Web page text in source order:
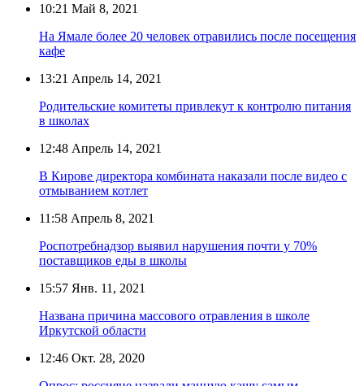
10:21 Май 8, 2021
На Ямале более 20 человек отравились после посещения
кафе
13:21 Апрель 14, 2021
Родительские комитеты привлекут к контролю питания
в школах
12:48 Апрель 14, 2021
В Кирове директора комбината наказали после видео с
отмыванием котлет
11:58 Апрель 8, 2021
Роспотребнадзор выявил нарушения почти у 70%
поставщиков еды в школы
15:57 Янв. 11, 2021
Названа причина массового отравления в школе
Иркутской области
12:46 Окт. 28, 2020